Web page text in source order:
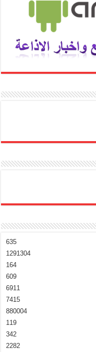
635
1291304
164
609
6911
7415
880004
119
342
2282